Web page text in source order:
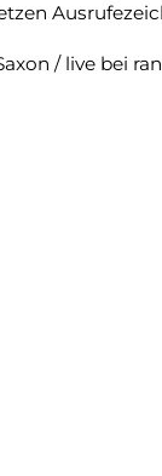
/ live bei